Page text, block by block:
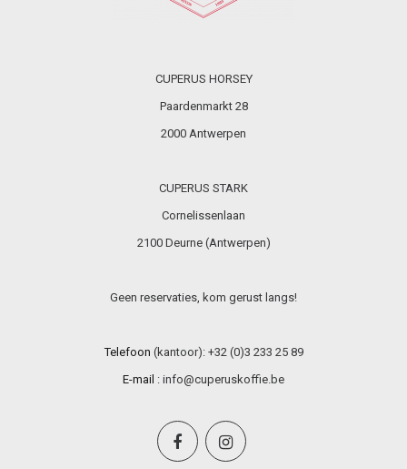
CUPERUS HORSEY
Paardenmarkt 28
2000 Antwerpen
CUPERUS STARK
Cornelissenlaan
2100 Deurne (Antwerpen)
Geen reservaties, kom gerust langs!
Telefoon (kantoor): +32 (0)3 233 25 89
E-mail : info@cuperuskoffie.be